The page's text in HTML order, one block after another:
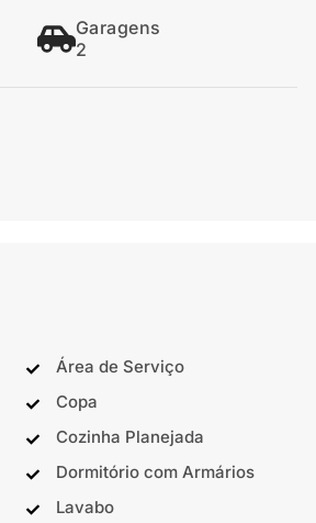
Garagens
2
Área de Serviço
Copa
Cozinha Planejada
Dormitório com Armários
Lavabo